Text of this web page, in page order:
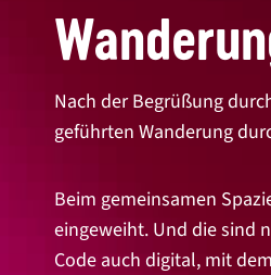
Nach der Begrüßung
geführten Wanderung
Beim gemeinsamen
eingeweiht. Und die sind
Code auch digital, mit